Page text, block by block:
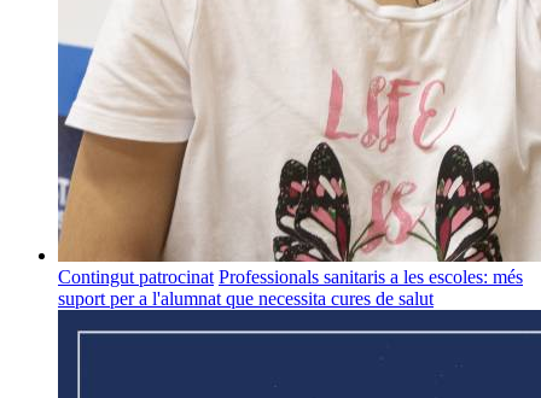
Contingut patrocinat Professionals sanitaris a les escoles: més
suport per a l'alumnat que necessita cures de salut